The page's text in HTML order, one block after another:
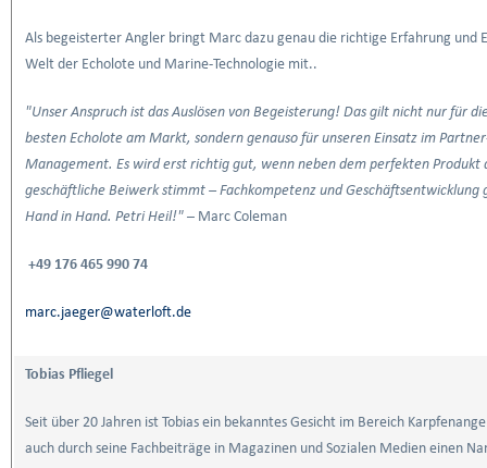
Als begeisterter Angler bringt Marc dazu genau die richtige Erfahrung und
Welt der Echolote und Marine-Technologie mit..
"Unser Anspruch ist das Auslösen von Begeisterung! Das gilt nicht nur für
besten Echolote am Markt, sondern genauso für unseren Einsatz im
Management. Es wird erst richtig gut, wenn neben dem perfekten Produkt
geschäftliche Beiwerk stimmt – Fachkompetenz und Geschäftsentwicklung
Hand in Hand. Petri Heil!" – Marc Coleman
+49 176 465 990 74
marc.jaeger@waterloft.de
Tobias Pfliegel
Seit über 20 Jahren ist Tobias ein bekanntes Gesicht im Bereich
auch durch seine Fachbeiträge in Magazinen und Sozialen Medien einen